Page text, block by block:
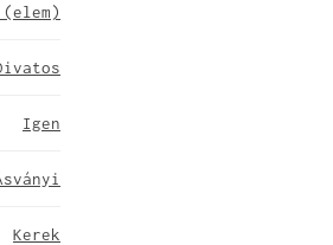
Igen
Kerek